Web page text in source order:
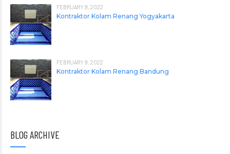
FEBRUARY 9, 2022
Kontraktor Kolam Renang Yogyakarta
FEBRUARY 9, 2022
Kontraktor Kolam Renang Bandung
BLOG ARCHIVE